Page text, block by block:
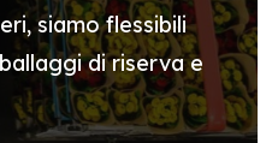
siamo flessibili
di riserva e